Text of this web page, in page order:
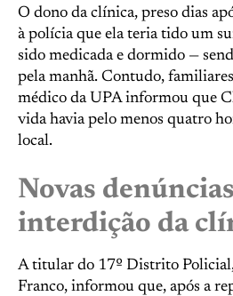
O dono da clínica, preso dias
à polícia que ela teria tido um
sido medicada e dormido —
pela manhã. Contudo,
médico da UPA informou que
vida havia pelo menos quatro
local.
Novas
interdição da
A titular do 17º Distrito
Franco, informou que, após a